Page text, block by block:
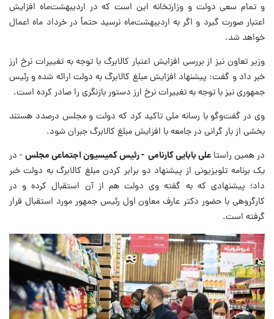
و تمام سعی دولت و وزارتخانه این است که در اردیبهشت‌ماه افزایش
اعتبار صورت گیرد و اگر به اردیبهشت‌ماه نرسید حتماً در خرداد ماه اعمال
خواهد شد.
وزیر تعاون نیز از بررسی افزایش اعتبار کالابرگ با توجه به تغییرات نرخ ارز
خبر داد و گفت: پیشنهاد افزایش مبلغ کالابرگ به دولت ارائه شده و رئیس
جمهوری نیز با توجه به تغییرات نرخ ارز دستور بازنگری را صادر کرده است.
وی در گفت‌وگو با رسانه ملی تاکید کرد که دولت و مجلس درصدد هستند
بخشی از بار گرانی در جامعه با افزایش مبلغ کالابرگ جبران شود.
در همین راستا علی بابایی کارنامی - رئیس کمیسیون اجتماعی مجلس- در
یک برنامه تلویزیونی از پیشنهاد دو برابر کردن مبلغ کالابرگ به دولت خبر
داد؛ پیشنهادی که به گفته وی دولت هم از آن استقبال کرده و در
کارگروهی با حضور دکتر عارف معاون اول رئیس جمهور مورد استقبال قرار
گرفته است.